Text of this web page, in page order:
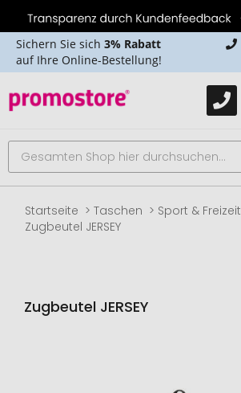
Sichern Sie sich 3% Rabatt
auf Ihre Online-Bestellung!
Startseite Taschen Sport & Freizeit
Zugbeutel JERSEY
Zugbeutel JERSEY